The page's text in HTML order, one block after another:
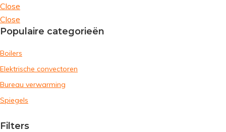
Close
Close
Populaire categorieën
Boilers
Elektrische convectoren
Bureau verwarming
Spiegels
Filters